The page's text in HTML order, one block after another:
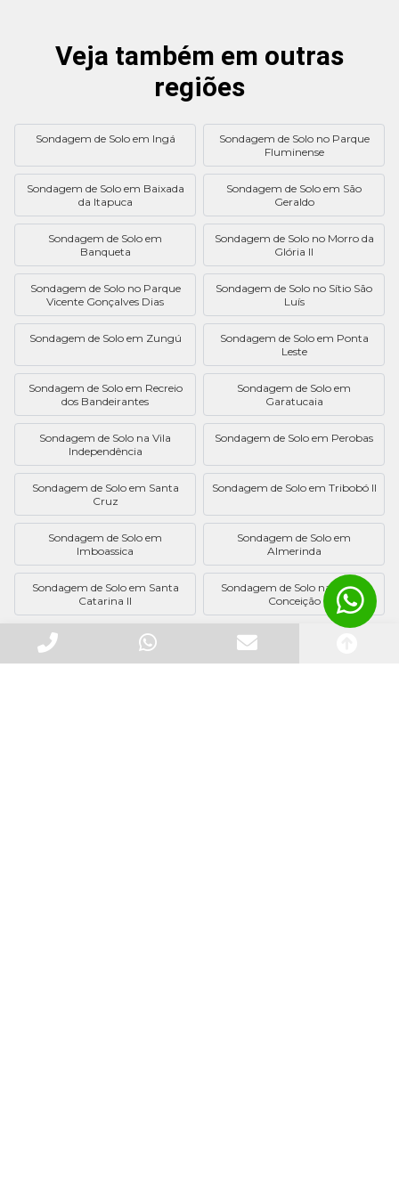
Veja também em outras
regiões
Sondagem de Solo em Ingá
Sondagem de Solo no Parque
Fluminense
Sondagem de Solo em Baixada
da Itapuca
Sondagem de Solo em São
Geraldo
Sondagem de Solo em
Banqueta
Sondagem de Solo no Morro da
Glória II
Sondagem de Solo no Parque
Vicente Gonçalves Dias
Sondagem de Solo no Sítio São
Luís
Sondagem de Solo em Zungú
Sondagem de Solo em Ponta
Leste
Sondagem de Solo em Recreio
dos Bandeirantes
Sondagem de Solo em
Garatucaia
Sondagem de Solo na Vila
Independência
Sondagem de Solo em Perobas
Sondagem de Solo em Santa
Cruz
Sondagem de Solo em Tribobó II
Sondagem de Solo em
Imboassica
Sondagem de Solo em
Almerinda
Sondagem de Solo em Santa
Catarina II
Sondagem de Solo na Ilha da
Conceição